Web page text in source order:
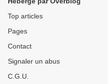
Top articles
Pages
Contact
Signaler un abus
C.G.U.